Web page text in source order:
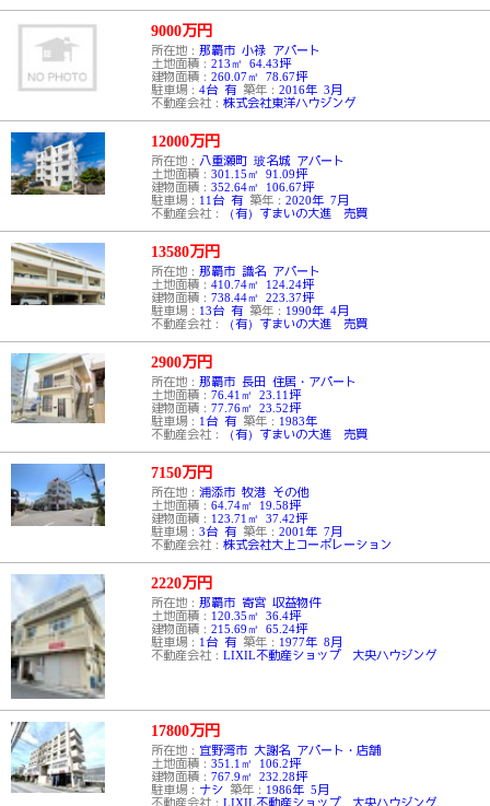
9000万円
所在地：那覇市 小禄 アパート
土地面積：213㎡ 64.43坪
建物面積：260.07㎡ 78.67坪
駐車場：4台 有 築年：2016年 3月
不動産会社：株式会社東洋ハウジング
12000万円
所在地： 八重瀬町 玻名城 アパート
土地面積：301.15㎡ 91.09坪
建物面積：352.64㎡ 106.67坪
駐車場： 11台 有 築年：2020年 7月
不動産会社：
（有）すまいの大進 売買
13580万円
所在地：那覇市 識名 アパート
土地面積：410.74㎡ 124.24坪
建物面積：738.44㎡ 223.37坪
駐車場： 13台 有 築年： 1990年 4月
不動産会社：
（有）すまいの大進 売買
2900万円
所在地：那覇市 長田 住居・アパート
土地面積：76.41㎡ 23.11坪
建物面積：77.76㎡ 23.52坪
駐車場： 1台 有 築年： 1983年
不動産会社：
（有）すまいの大進 売買
7150万円
所在地：浦添市 牧港 その他
土地面積：64.74㎡ 19.58坪
建物面積： 123.71㎡ 37.42坪
駐車場：3台 有 築年：2001年 7月
不動産会社：株式会社大上コーポレーション
2220万円
所在地：那覇市 寄宮 収益物件
土地面積： 120.35㎡ 36.4坪
建物面積：215.69㎡ 65.24坪
駐車場： 1台 有 築年： 1977年 8月
不動産会社：LIXIL不動産ショップ 大央ハウジング
17800万円
所在地： 宜野湾市 大謝名 アパート・店舗
土地面積：351.1㎡ 106.2坪
建物面積：767.9㎡ 232.28坪
駐車場： ナシ 築年： 1986年 5月
不動産会社：LIXIL不動産ショップ 大央ハウジング